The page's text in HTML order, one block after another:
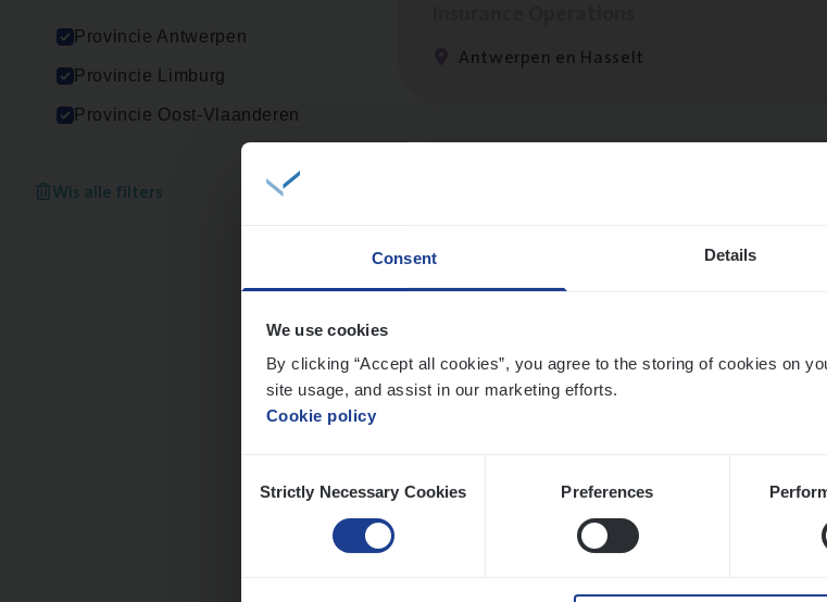
Consent Details
We use cookies
By clicking “Accept all cookies”, you agree to the storing of cookies on
site usage, and assist in our marketing efforts.
Cookie policy
Selection
Strictly Necessary Cookies Preferences
Provincie Antwerpen
Provincie Limburg
Provincie Oost-Vlaanderen
Wis alle filters
Antwerpen en Hasselt
Insurance Operations
Insurance Operations